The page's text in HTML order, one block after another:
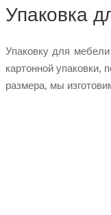
Упаковка
Упаковку для
картонной упаковки,
размера, мы